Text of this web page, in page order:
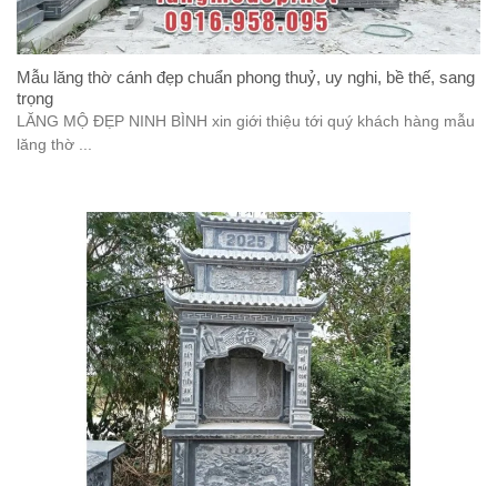
Mẫu lăng thờ cánh đẹp chuẩn phong thuỷ, uy nghi, bề thế, sang
trọng
LĂNG MỘ ĐẸP NINH BÌNH xin giới thiệu tới quý khách hàng mẫu
lăng thờ ...